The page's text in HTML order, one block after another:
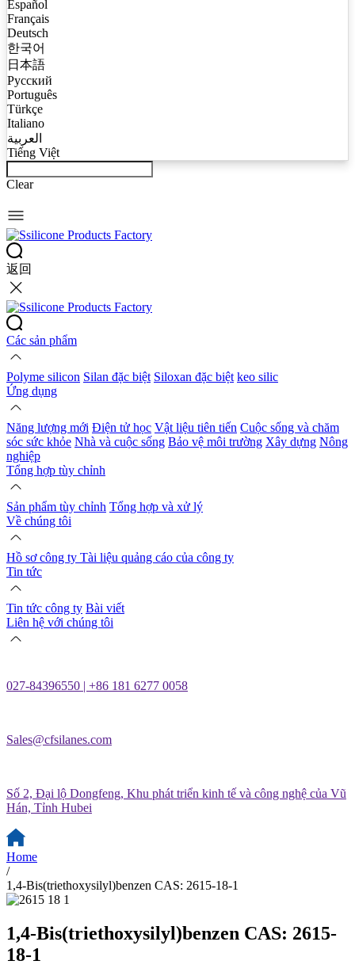
Español
Français
Deutsch
한국어
日本語
Русский
Português
Türkçe
Italiano
العربية
Tiếng Việt
Clear
返回
Các sản phẩm
Polyme silicon Silan đặc biệt Siloxan đặc biệt keo silic
Ứng dụng
Năng lượng mới Điện tử học Vật liệu tiên tiến Cuộc sống và chăm
sóc sức khỏe Nhà và cuộc sống Bảo vệ môi trường Xây dựng Nông
nghiệp
Tổng hợp tùy chỉnh
Sản phẩm tùy chỉnh Tổng hợp và xử lý
Về chúng tôi
Hồ sơ công ty Tài liệu quảng cáo của công ty
Tin tức
Tin tức công ty Bài viết
Liên hệ với chúng tôi
027-84396550 | +86 181 6277 0058
Sales@cfsilanes.com
Số 2, Đại lộ Dongfeng, Khu phát triển kinh tế và công nghệ của Vũ
Hán, Tỉnh Hubei
Home
/
1,4-Bis(triethoxysilyl)benzen CAS: 2615-18-1
1,4-Bis(triethoxysilyl)benzen CAS: 2615-
18-1